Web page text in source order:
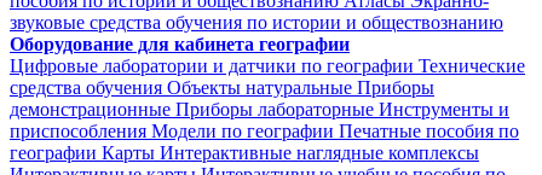
звуковые средства обучения по истории и обществознанию
Оборудование для кабинета географии
Цифровые лаборатории и датчики по географии Технические
средства обучения Объекты натуральные Приборы
демонстрационные Приборы лабораторные Инструменты и
приспособления Модели по географии Печатные пособия по
географии Карты Интерактивные наглядные комплексы